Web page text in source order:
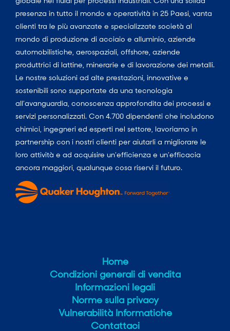
presenza in tutto il mondo e operatività in 25 Paesi, vanta
clienti tra le più avanzate e specializzate società al
mondo di produzione di acciaio e alluminio, aziende
automobilistiche, aerospaziali, offshore, aziende
produttrici di lattine, minerarie e di lavorazione dei metalli.
Le nostre soluzioni ad alte prestazioni, innovative e
sostenibili sono supportate da una tecnologia
all’avanguardia, conoscenza approfondita dei processi e
servizi personalizzati. Con 4.700 dipendenti che includono
chimici, ingegneri ed esperti nel settore, lavoriamo in
partnership con i nostri clienti per aiutarli a migliorare le
loro attività e ad acquisire un’efficienza e un’efficacia
ancora maggiori, qualunque cosa riservi il futuro.
Home
Condizioni generali di vendita
Informazioni legali
Norme sulla privacy
Vulnerabilità Informatiche
Contattaci